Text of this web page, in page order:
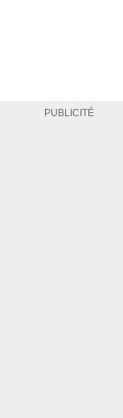
PUBLICITÉ